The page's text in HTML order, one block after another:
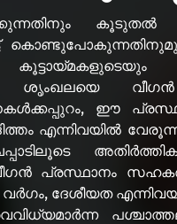
കൂടുതൽ
ശൃംഖലയെ
ഈ
എന്നിവയിൽ
പ്രസ്ഥാനം
ദേശീയത